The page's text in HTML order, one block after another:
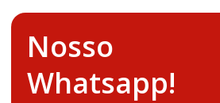
Nosso
Whatsapp!